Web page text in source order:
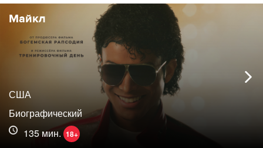
Майкл
США
Биографический
135 мин. 18+